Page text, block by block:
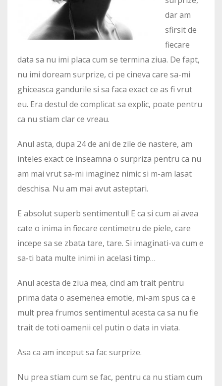
dar am
sfirsit de
fiecare
data sa nu imi placa cum se termina ziua. De fapt,
nu imi doream surprize, ci pe cineva care sa-mi
ghiceasca gandurile si sa faca exact ce as fi vrut
eu. Era destul de complicat sa explic, poate pentru
ca nu stiam clar ce vreau.
Anul asta, dupa 24 de ani de zile de nastere, am
inteles exact ce inseamna o surpriza pentru ca nu
am mai vrut sa-mi imaginez nimic si m-am lasat
deschisa. Nu am mai avut asteptari.
E absolut superb sentimentul! E ca si cum ai avea
cate o inima in fiecare centimetru de piele, care
incepe sa se zbata tare, tare. Si imaginati-va cum e
sa-ti bata multe inimi in acelasi timp…
Anul acesta de ziua mea, cind am trait pentru
prima data o asemenea emotie, mi-am spus ca e
mult prea frumos sentimentul acesta ca sa nu fie
trait de toti oamenii cel putin o data in viata.
Asa ca am inceput sa fac surprize.
Nu prea stiam cum se fac, pentru ca nu stiam cum